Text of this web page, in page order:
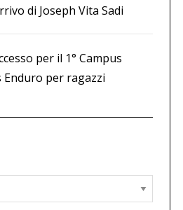
di Joseph Vita Sadi
per il 1° Campus
per ragazzi